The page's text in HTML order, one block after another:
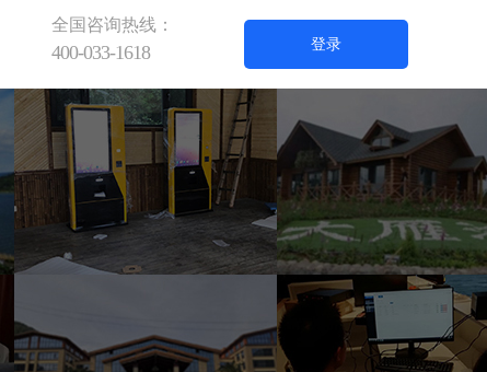
全国咨询热线：
400-033-1618 登录